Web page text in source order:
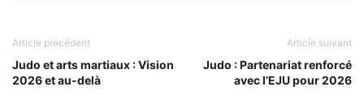
Article précédent
Judo et arts martiaux : Vision
2026 et au-delà
Article suivant
Judo : Partenariat renforcé
avec l’EJU pour 2026